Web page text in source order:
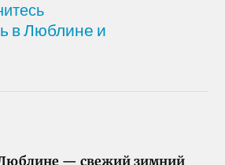
в Люблине и
— свежий зимний